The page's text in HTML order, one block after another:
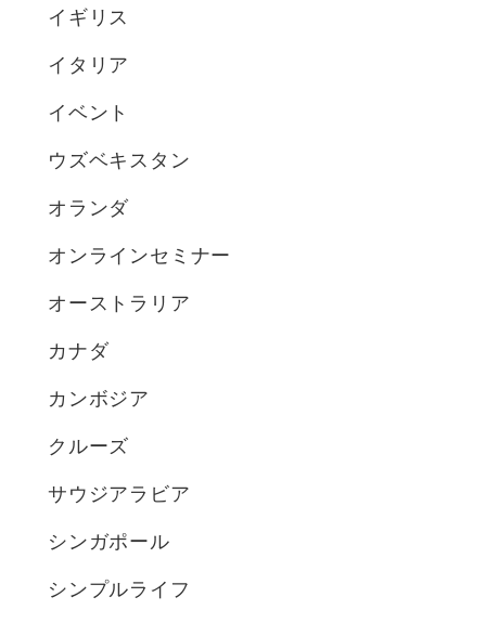
イギリス
イタリア
イベント
ウズベキスタン
オランダ
オンラインセミナー
オーストラリア
カナダ
カンボジア
クルーズ
サウジアラビア
シンガポール
シンプルライフ